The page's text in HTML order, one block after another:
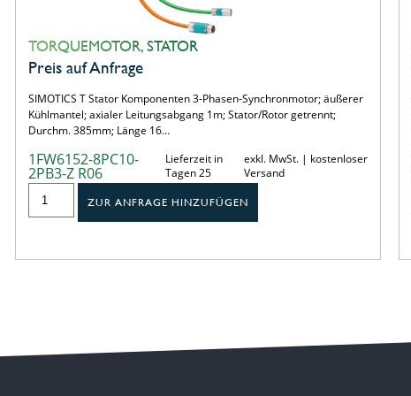
TORQUEMOTOR, STATOR
Preis auf Anfrage
SIMOTICS T Stator Komponenten 3-Phasen-Synchronmotor; äußerer
Kühlmantel; axialer Leitungsabgang 1m; Stator/Rotor getrennt;
Durchm. 385mm; Länge 16…
1FW6152-8PC10-
2PB3-Z R06
Lieferzeit in
Tagen 25
exkl. MwSt. | kostenloser
Versand
ZUR ANFRAGE HINZUFÜGEN